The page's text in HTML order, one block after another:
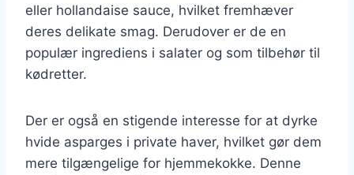
eller hollandaise sauce, hvilket fremhæver
deres delikate smag. Derudover er de en
populær ingrediens i salater og som tilbehør til
kødretter.
Der er også en stigende interesse for at dyrke
hvide asparges i private haver, hvilket gør dem
mere tilgængelige for hjemmekokke. Denne